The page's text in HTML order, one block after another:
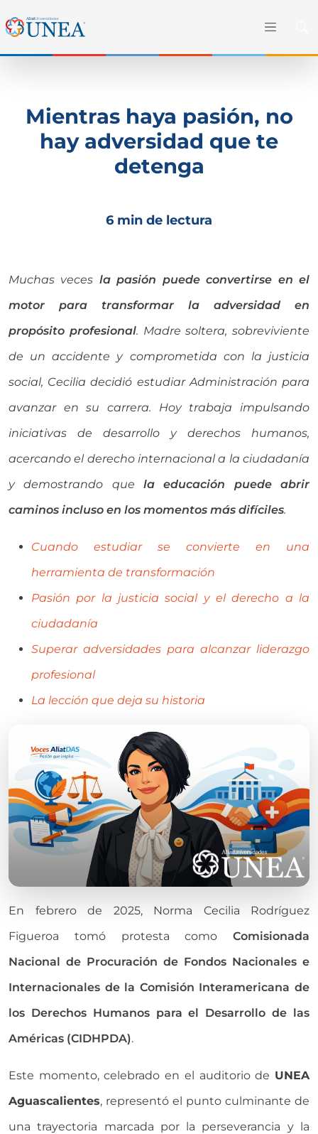
Mientras haya pasión, no
hay adversidad que te
detenga
6 min de lectura
Muchas veces la pasión puede convertirse en el
motor para transformar la adversidad en
propósito profesional. Madre soltera, sobreviviente
de un accidente y comprometida con la justicia
social, Cecilia decidió estudiar Administración para
avanzar en su carrera. Hoy trabaja impulsando
iniciativas de desarrollo y derechos humanos,
acercando el derecho internacional a la ciudadanía
y demostrando que la educación puede abrir
caminos incluso en los momentos más difíciles.
Cuando estudiar se convierte en una
herramienta de transformación
Pasión por la justicia social y el derecho a la
ciudadanía
Superar adversidades para alcanzar liderazgo
profesional
La lección que deja su historia
En febrero de 2025, Norma Cecilia Rodríguez
Figueroa tomó protesta como Comisionada
Nacional de Procuración de Fondos Nacionales e
Internacionales de la Comisión Interamericana de
los Derechos Humanos para el Desarrollo de las
Américas (CIDHPDA).
Este momento, celebrado en el auditorio de UNEA
Aguascalientes, representó el punto culminante de
una trayectoria marcada por la perseverancia y la